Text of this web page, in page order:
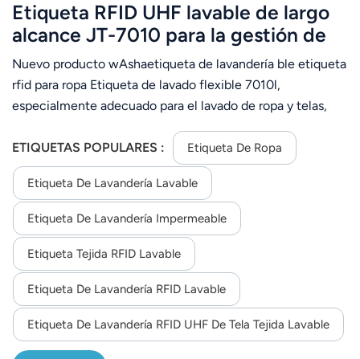
Ελληνικά
Melayu
Polski
Tiếng Việt
norsk
magyar
Etiqueta RFID UHF lavable de largo
alcance JT-7010 para la gestión de
prendas de vestir.
Nuevo producto wAshaetiqueta de lavandería ble etiqueta
rfid para ropa Etiqueta de lavado flexible 7010l,
especialmente adecuado para el lavado de ropa y telas,
alta temperatura de 180 grados, indLavado en EE. UU. más
de 200 veces. La etiqueta ha superado la prueba de
consistencia, así como la prueba de escritura regional EPC
y de usuario antes de salir de fábrica; la etiqueta tiene una
excelente fiabilidad y consistencia de rendimiento.
ETIQUETAS POPULARES : Etiqueta De Ropa
Etiqueta De Lavandería Lavable
Etiqueta De Lavandería Impermeable
Etiqueta Tejida RFID Lavable
Etiqueta De Lavandería RFID Lavable
Etiqueta De Lavandería RFID UHF De Tela Tejida Lavable